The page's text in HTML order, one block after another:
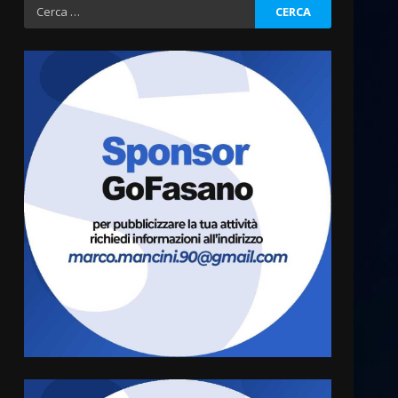
Ricerca
per:
La Banda Città di Fasano apre
ufficialmente la Festa di
Savelletri
8 Agosto 2026 11:00
4
Savelletri in festa, domani
sera grande spettacolo con
Uccio De Santis
5
Politiche Giovanili e Mobilità
Sostenibile: premiati gli
studenti universitari del
8 Agosto 2026 07:15